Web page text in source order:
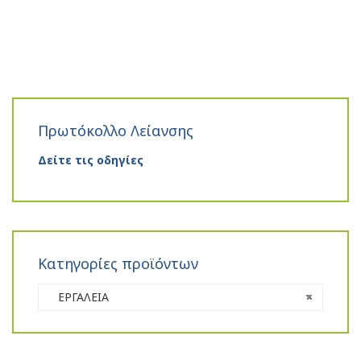
Πρωτόκολλο Λείανσης
Δείτε τις οδηγίες
Κατηγορίες προϊόντων
×
ΕΡΓΑΛΕΙΑ